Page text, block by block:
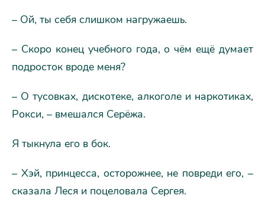
– Ой, ты себя слишком нагружаешь.
– Скоро конец учебного года, о чём ещё думает
подросток вроде меня?
– О тусовках, дискотеке, алкоголе и наркотиках,
Рокси, – вмешался Серёжа.
Я тыкнула его в бок.
– Хэй, принцесса, осторожнее, не повреди его, –
сказала Леся и поцеловала Сергея.